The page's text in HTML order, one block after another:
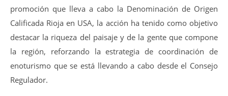
promoción que lleva a cabo la Denominación de Origen
Calificada Rioja en USA, la acción ha tenido como objetivo
destacar la riqueza del paisaje y de la gente que compone
la región, reforzando la estrategia de coordinación de
enoturismo que se está llevando a cabo desde el Consejo
Regulador.